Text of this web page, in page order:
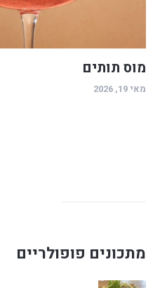
מוס תותים
מאי 19, 2026
מתכונים פופולריים